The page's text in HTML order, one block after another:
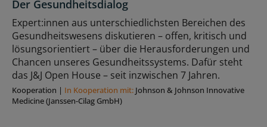
Der Gesundheitsdialog
Expert:innen aus unterschiedlichsten Bereichen des
Gesundheitswesens diskutieren – offen, kritisch und
lösungsorientiert – über die Herausforderungen und
Chancen unseres Gesundheitssystems. Dafür steht
das J&J Open House – seit inzwischen 7 Jahren.
Kooperation | In Kooperation mit: Johnson & Johnson Innovative
Medicine (Janssen-Cilag GmbH)